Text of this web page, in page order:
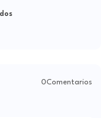
0Comentarios